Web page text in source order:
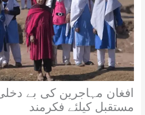
افغان مہاجرین کی بے
مستقبل کیلئے فکرمند